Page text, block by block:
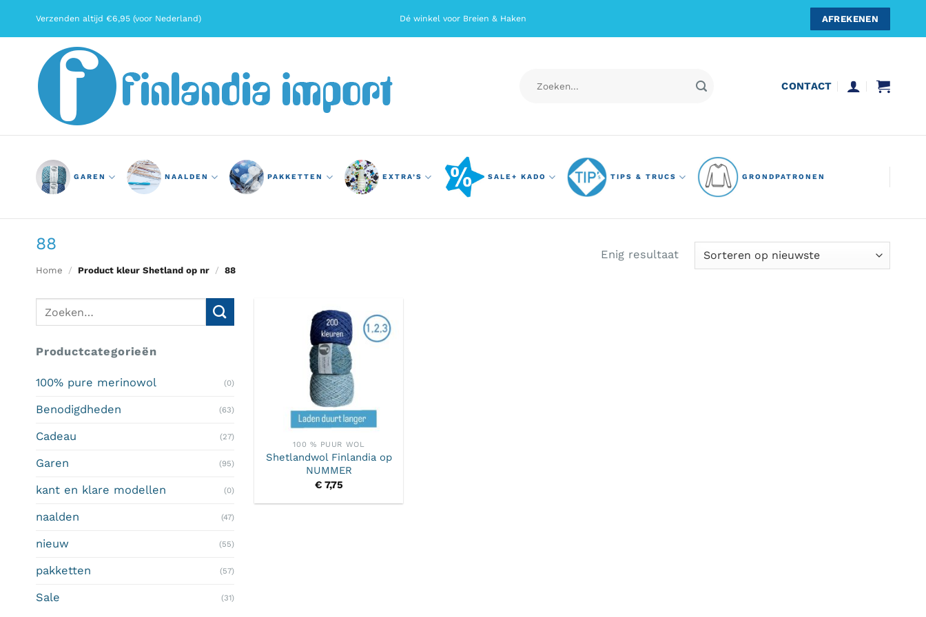
Verzenden altijd €6,95 (voor Nederland) Dé winkel voor Breien & Haken AFREKENEN
naar:
CONTACT
GAREN NAALDEN PAKKETTEN EXTRA’S SALE+ KADO TIPS & TRUCS GRONDPATRONEN
88
Home / Product kleur Shetland op nr / 88
Enig resultaat
Zoeken
Productcategorieën
100% pure merinowol (0)
Benodigdheden (63)
Cadeau (27)
Garen (95)
kant en klare modellen (0)
naalden (47)
nieuw (55)
pakketten (57)
Sale (31)
100 % PUUR WOL
Shetlandwol Finlandia op
NUMMER
€7,75